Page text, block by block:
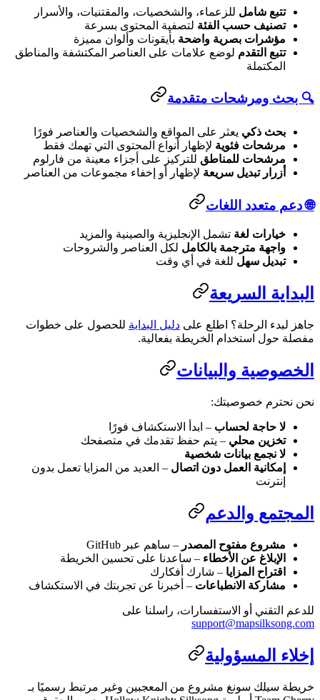
تتبع شاملللزعماء، والشخصيات، والمقتنيات، والأسرار
تصنيف حسب الفئةلتصفية المحتوى بسرعة
مؤشرات بصرية واضحةبأيقونات وألوان مميزة
تتبع التقدملوضع علامات على العناصر المكتشفة والمناطق
المكتملة
بحث ومرشحات متقدمة
بحث ذكييعثر على المواقع والشخصيات والعناصر فورًا
مرشحات فئويةلإظهار أنواع المحتوى التي تهمك فقط
مرشحات للمناطقللتركيز على أجزاء معينة من فارلوم
أزرار تبديل سريعةلإظهار أو إخفاء مجموعات من العناصر
دعم متعدد اللغات
خيارات لغةتشمل الإنجليزية والصينية والمزيد
واجهة مترجمة بالكامللكل العناصر والشروحات
تبديل سهلللغة في أي وقت
السريعة
لبدء الرحلة؟ اطلع علىدليل البداية للحصول على خطوات
حول استخدام الخريطة بفعالية.
والبيانات
نحترم خصوصيتك:
لا حاجة لحساب– ابدأ الاستكشاف فورًا
تخزين محلي– يتم حفظ تقدمك في متصفحك
لا نجمع بيانات شخصية
إمكانية العمل دون اتصال– العديد من المزايا تعمل بدون
إنترنت
والدعم
مشروع مفتوح المصدر– ساهم عبر GitHub
الإبلاغ عن الأخطاء– ساعدنا على تحسين الخريطة
اقتراح المزايا– شارك أفكارك
مشاركة الانطباعات– أخبرنا عن تجربتك في الاستكشاف
التقني أو الاستفسارات، راسلنا على
المسؤولية
سيلك سونغ مشروع من المعجبين وغير مرتبط رسميًا بـ